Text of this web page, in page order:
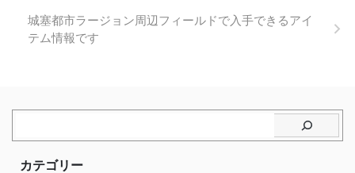
城塞都市ラージョン周辺フィールドで入手できるアイ
テム情報です
カテゴリー